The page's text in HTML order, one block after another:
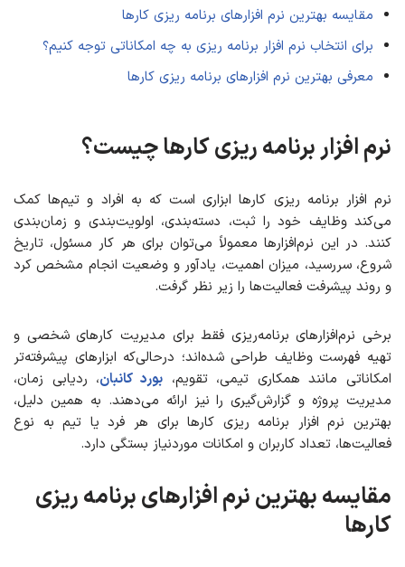
مقایسه بهترین نرم افزارهای برنامه ریزی کارها
برای انتخاب نرم افزار برنامه ریزی به چه امکاناتی توجه کنیم؟
معرفی بهترین نرم افزارهای برنامه ریزی کارها
نرم افزار برنامه ریزی کارها چیست؟
نرم افزار برنامه ریزی کارها ابزاری است که به افراد و تیم‌ها کمک
می‌کند وظایف خود را ثبت، دسته‌بندی، اولویت‌بندی و زمان‌بندی
کنند. در این نرم‌افزارها معمولاً می‌توان برای هر کار مسئول، تاریخ
شروع، سررسید، میزان اهمیت، یادآور و وضعیت انجام مشخص کرد
و روند پیشرفت فعالیت‌ها را زیر نظر گرفت.
برخی نرم‌افزارهای برنامه‌ریزی فقط برای مدیریت کارهای شخصی و
تهیه فهرست وظایف طراحی شده‌اند؛ درحالی‌که ابزارهای پیشرفته‌تر
امکاناتی مانند همکاری تیمی، تقویم،بورد کانبان، ردیابی زمان،
مدیریت پروژه و گزارش‌گیری را نیز ارائه می‌دهند. به همین دلیل،
بهترین نرم افزار برنامه ریزی کارها برای هر فرد یا تیم به نوع
فعالیت‌ها، تعداد کاربران و امکانات موردنیاز بستگی دارد.
مقایسه بهترین نرم افزارهای برنامه ریزی
کارها